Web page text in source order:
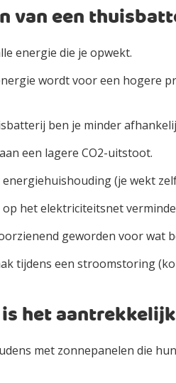
van een
energie die je opwekt.
wordt voor een hogere
ben je minder
een lagere CO2-uitstoot.
(je wekt
het elektriciteitsnet
geworden voor wat
tijdens een stroomstoring
het
met zonnepanelen die